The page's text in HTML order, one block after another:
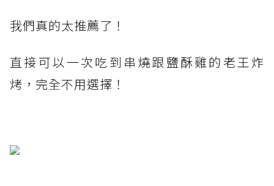
我們真的太推薦了！
直接可以一次吃到串燒跟鹽酥雞的老王炸
烤，完全不用選擇！